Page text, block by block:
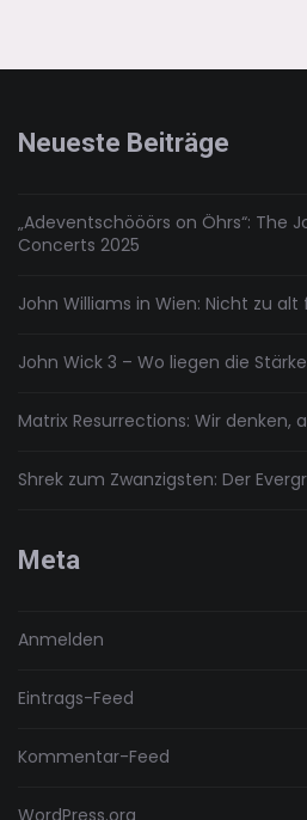
Neueste Beiträge
„Adeventschööörs on Öhrs“: The
Concerts 2025
John Williams in Wien: Nicht zu
John Wick 3 – Wo liegen die
Matrix Resurrections: Wir denken,
Shrek zum Zwanzigsten: Der
Meta
Anmelden
Eintrags-Feed
Kommentar-Feed